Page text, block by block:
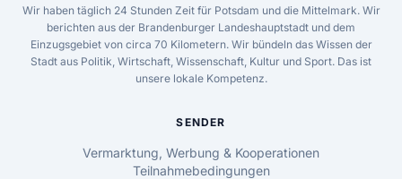
Wir haben täglich 24 Stunden Zeit für Potsdam und die Mittelmark. Wir
berichten aus der Brandenburger Landeshauptstadt und dem
Einzugsgebiet von circa 70 Kilometern. Wir bündeln das Wissen der
Stadt aus Politik, Wirtschaft, Wissenschaft, Kultur und Sport. Das ist
unsere lokale Kompetenz.
SENDER
Vermarktung, Werbung & Kooperationen
Teilnahmebedingungen